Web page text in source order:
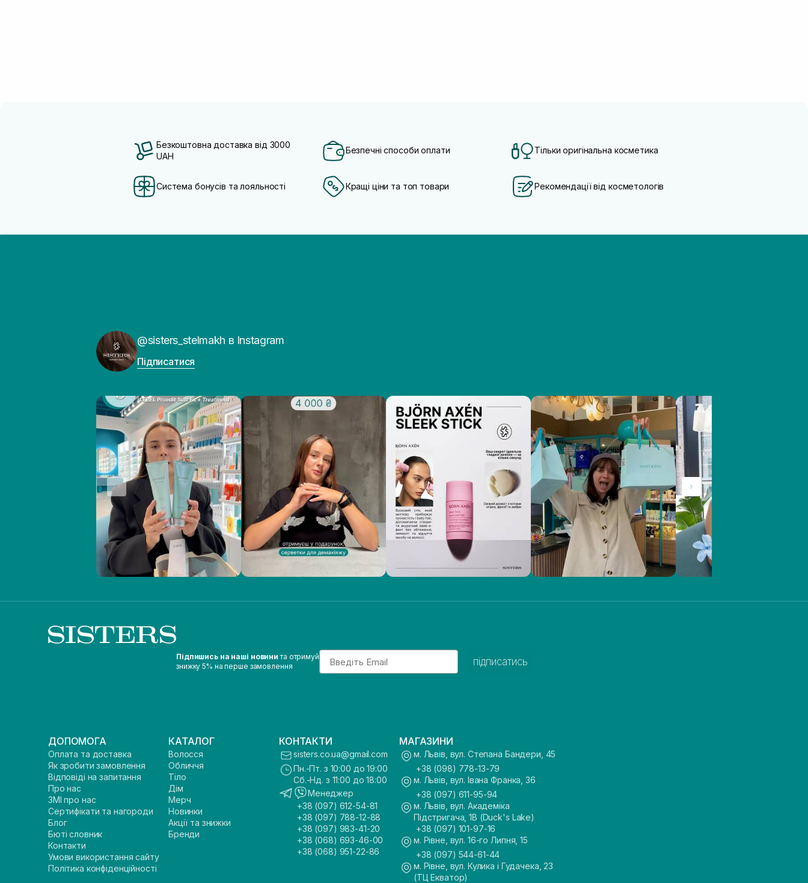
Безкоштовна доставка від 3000
UAH
Безпечні способи оплати Тільки оригінальна косметика
Система бонусів та лояльності Кращі ціни та топ товари Рекомендації від косметологів
@sisters_stelmakh в Instagram
Підписатися
Підпишись на наші новини та отримуй
знижку 5% на перше замовлення
Email
підписатись
ДОПОМОГА
Оплата та доставка
Як зробити замовлення
Відповіді на запитання
Про нас
ЗМІ про нас
Сертифікати та нагороди
Блог
Бюті словник
Контакти
Умови використання сайту
Політика конфіденційності
КАТАЛОГ
Волосся
Обличчя
Тіло
Дім
Мерч
Новинки
Акції та знижки
Бренди
КОНТАКТИ
sisters.co.ua@gmail.com
Пн.-Пт. з 10:00 до 19:00
Сб.-Нд. з 11:00 до 18:00
Менеджер
+38 (097) 612-54-81
+38 (097) 788-12-88
+38 (097) 983-41-20
+38 (068) 693-46-00
+38 (068) 951-22-86
МАГАЗИНИ
м. Львів, вул. Степана Бандери, 45
+38 (098) 778-13-79
м. Львів, вул. Івана Франка, 36
+38 (097) 611-95-94
м. Львів, вул. Академіка
Підстригача, 1В (Duck's Lake)
+38 (097) 101-97-16
м. Рівне, вул. 16-го Липня, 15
+38 (097) 544-61-44
м. Рівне, вул. Кулика і Гудачека, 23
(ТЦ Екватор)